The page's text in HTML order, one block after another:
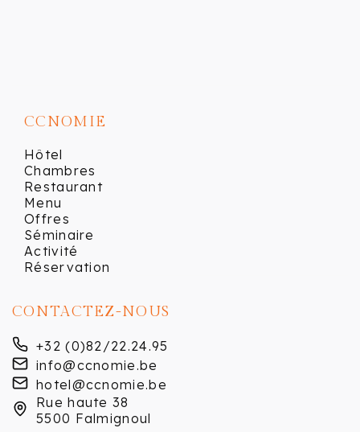
CCNOMIE
Hôtel
Chambres
Restaurant
Menu
Offres
Séminaire
Activité
Réservation
CONTACTEZ-NOUS
+32 (0)82/22.24.95
info@ccnomie.be
hotel@ccnomie.be
Rue haute 38
5500 Falmignoul